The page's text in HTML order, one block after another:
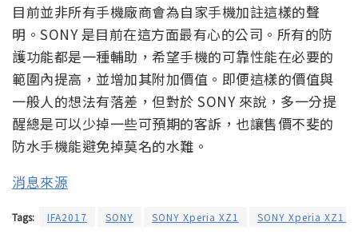
目前並非所有手機廠商會為自家手機加註這樣的聲
明。SONY 是目前在這方面最有心的公司。所有的防
護功能都是一種輔助，希望手機的可靠性能在必要的
範圍內提高，並增加其附加價值。即便這樣的價值與
一般人的想法有落差，但對於 SONY 來說，多一分提
醒總是可以少掉一些可預期的客訴，也讓售價不斐的
防水手機能避免掉莫名的水難。
消息來源
Tags: IFA2017 SONY SONY Xperia XZ1 SONY Xperia XZ1